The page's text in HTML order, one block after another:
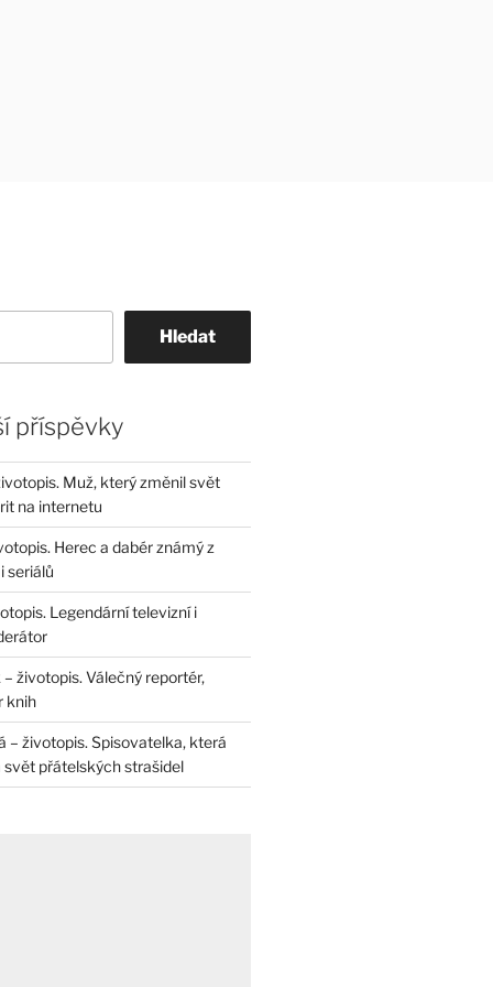
Hledat
příspěvky
Muž, který změnil svět
na internetu
Herec a dabér známý z
seriálů
Legendární televizní i
životopis. Válečný reportér,
knih
– životopis. Spisovatelka, která
přátelských strašidel